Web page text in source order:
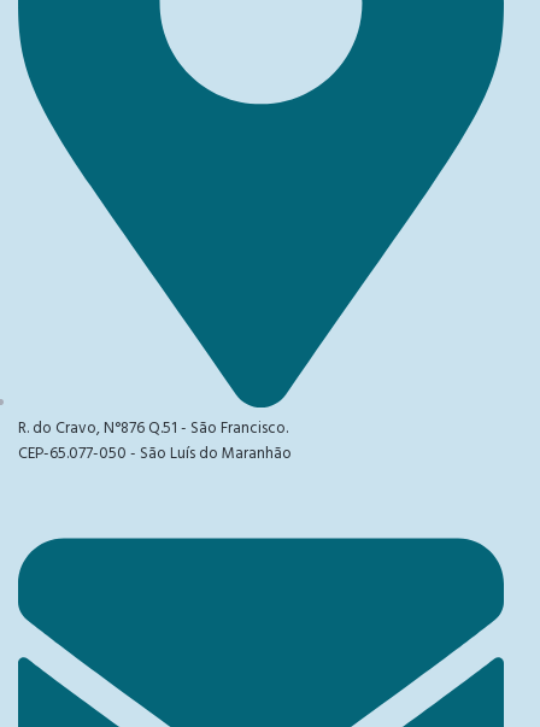
R. do Cravo, N°876 Q.51 - São Francisco.
CEP-65.077-050 - São Luís do Maranhão